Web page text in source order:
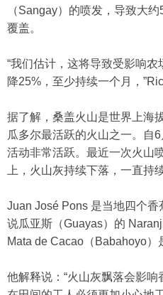
（Sangay）的喷发，导致大
覆盖。
“我们估计，这将导致受影响
降25%，至少持续一个月，
据了解，桑盖火山是世界上海
瓜多尔最活跃的火山之一。自
活动非常活跃。最近一次火山
上，火山灰持续下落，一直持
Juan José Pons 是当地四个
说瓜亚斯（Guayas）的
Mata de Cacao（Babahoyo）
他解释说：“火山灰飘落会影